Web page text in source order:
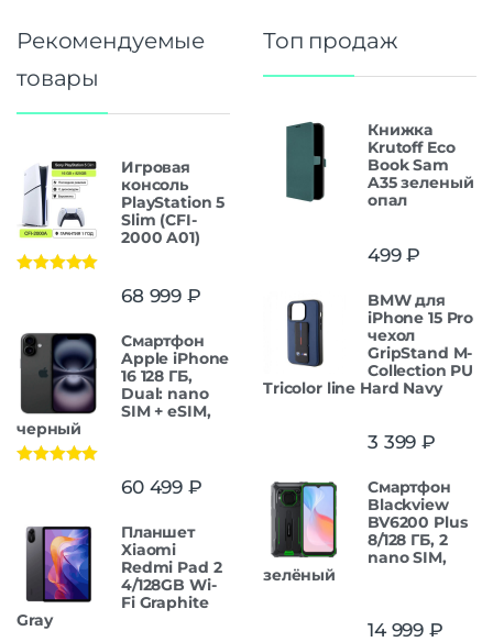
Рекомендуемые
товары
Игровая
консоль
PlayStation 5
Slim (CFI-
2000 A01)
68 999 ₽
Смартфон
Apple iPhone
16 128 ГБ,
Dual: nano
SIM + eSIM,
черный
60 499 ₽
Планшет
Xiaomi
Redmi Pad 2
4/128GB Wi-
Fi Graphite
Gray
Топ продаж
Книжка
Krutoff Eco
Book Sam
A35 зеленый
опал
499₽
BMW для
iPhone 15 Pro
чехол
GripStand M-
Collection PU
Tricolor line Hard Navy
3 399 ₽
Смартфон
Blackview
BV6200 Plus
8/128 ГБ, 2
nano SIM,
зелёный
14 999 ₽